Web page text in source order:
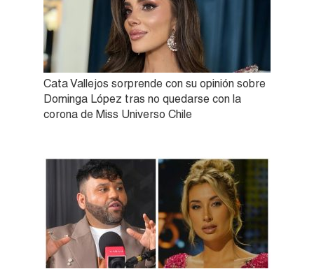
Cata Vallejos sorprende con su opinión sobre
Dominga López tras no quedarse con la
corona de Miss Universo Chile